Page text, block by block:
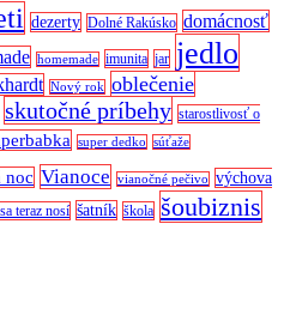
dezerty Dolné Rakúsko domácnosť
homemade imunita jar jedlo
Nový rok oblečenie
skutočné príbehy starostlivosť o
super dedko súťaže
noc Vianoce vianočné pečivo
výchova
teraz nosí šatník škola šoubiznis